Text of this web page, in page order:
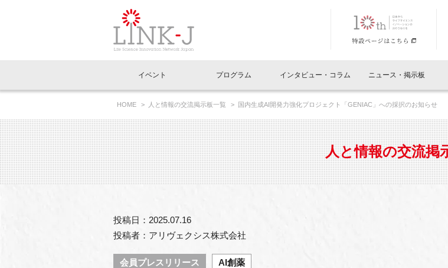
イベントお知らせメール登録
閉じる
イベント
イベント一覧
LINK-J主催・共催 特別会員開催
LINK-J協賛・協力 出展・参加
イベントレ
LINK-J主催
LINK-J協賛
プログラム
Out of Box相談室 What's "UNIKORN"？
インタビュー・コラム
インタビュー・コラム一覧
スペシャルインタビュー ベンチャーインタビュー
連載コラム サポーターコラム
ニュース・掲示板
ニュース一覧
トピック プレスリリース
メディア情報 海外関連
協賛・協力
人と情報の
会員プレスリ
募集
理事長挨拶 Why in Nihonbashi
国内外連携 サポーター紹介
組織概要 パンフレット
特別会員一覧 特別会員について
専用メニューはこちら
ラウンジ・会議室 オフィス・ラボ
アクセス
HOME 人と情報の交流掲示板一覧 国内生成AI開発力強化プロジェクト「GENIAC」への採択のお知らせ
人と情報の交流掲
投稿日：2025.07.16
投稿者：アリヴェクシス株式会社
会員プレスリリース AI創薬